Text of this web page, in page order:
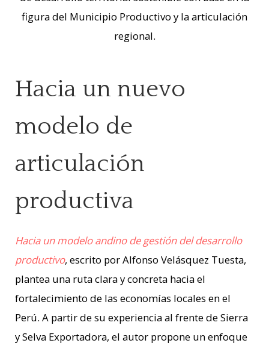
Hacia un nuevo
modelo de
articulación
productiva
Hacia un modelo andino de gestión del desarrollo
productivo, escrito por Alfonso Velásquez Tuesta,
plantea una ruta clara y concreta hacia el
fortalecimiento de las economías locales en el
Perú. A partir de su experiencia al frente de Sierra
y Selva Exportadora, el autor propone un enfoque